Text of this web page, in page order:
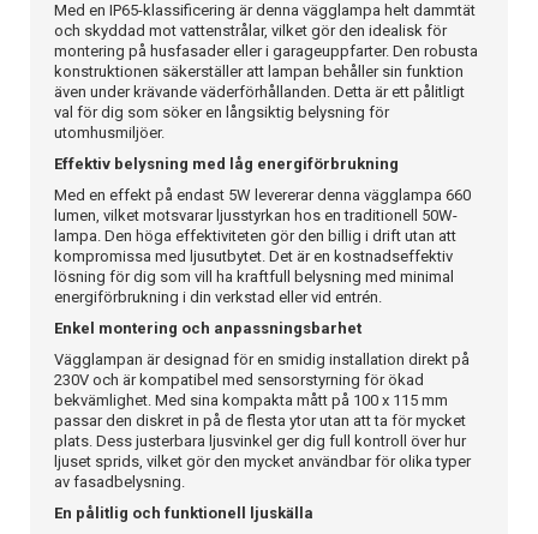
Med en IP65-klassificering är denna vägglampa helt dammtät
och skyddad mot vattenstrålar, vilket gör den idealisk för
montering på husfasader eller i garageuppfarter. Den robusta
konstruktionen säkerställer att lampan behåller sin funktion
även under krävande väderförhållanden. Detta är ett pålitligt
val för dig som söker en långsiktig belysning för
utomhusmiljöer.
Effektiv belysning med låg energiförbrukning
Med en effekt på endast 5W levererar denna vägglampa 660
lumen, vilket motsvarar ljusstyrkan hos en traditionell 50W-
lampa. Den höga effektiviteten gör den billig i drift utan att
kompromissa med ljusutbytet. Det är en kostnadseffektiv
lösning för dig som vill ha kraftfull belysning med minimal
energiförbrukning i din verkstad eller vid entrén.
Enkel montering och anpassningsbarhet
Vägglampan är designad för en smidig installation direkt på
230V och är kompatibel med sensorstyrning för ökad
bekvämlighet. Med sina kompakta mått på 100 x 115 mm
passar den diskret in på de flesta ytor utan att ta för mycket
plats. Dess justerbara ljusvinkel ger dig full kontroll över hur
ljuset sprids, vilket gör den mycket användbar för olika typer
av fasadbelysning.
En pålitlig och funktionell ljuskälla